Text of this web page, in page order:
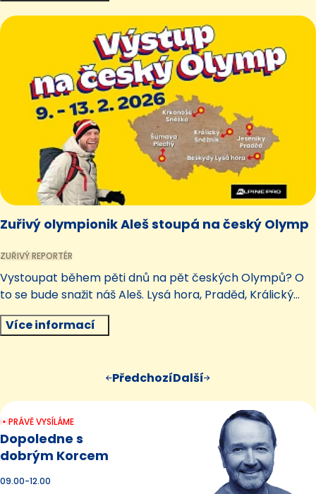
Zuřivý olympionik Aleš stoupá na český Olymp
ZUŘIVÝ REPORTÉR
Vystoupat během pěti dnů na pět českých Olympů? O
to se bude snažit náš Aleš. Lysá hora, Praděd, Králický
Sněžník, Plechý a nakonec i Sněžka. Buďte u toho ve
vysílání na Impulsu.
Více informací
PředchozíDalší
PRÁVĚ VYSÍLÁME
Dopoledne s
dobrým Korcem
09.00-12.00